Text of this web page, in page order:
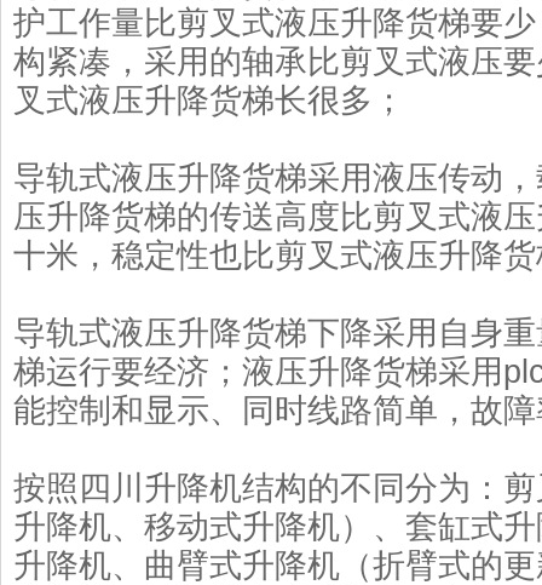
护工作量比剪叉式液压升降货梯要
构紧凑，采用的轴承比剪叉式液压
叉式液压升降货梯长很多；
导轨式液压升降货梯采用液压传动
压升降货梯的传送高度比剪叉式液
十米，稳定性也比剪叉式液压升降
导轨式液压升降货梯下降采用自身
梯运行要经济；液压升降货梯采用
能控制和显示、同时线路简单，故
按照四川升降机结构的不同分为：
升降机、移动式升降机）、套缸式
升降机、曲臂式升降机（折臂式的